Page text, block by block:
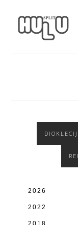
2026
2022
2018